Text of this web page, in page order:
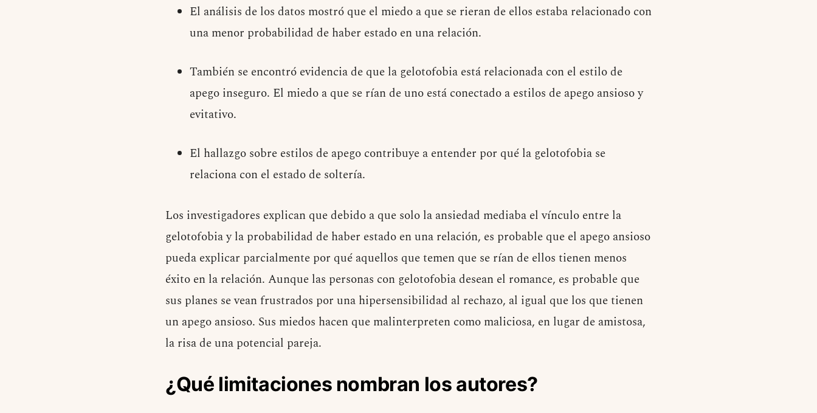
El análisis de los datos mostró que el miedo a que se rieran de ellos estaba relacionado con
una menor probabilidad de haber estado en una relación.
También se encontró evidencia de que la gelotofobia está relacionada con el estilo de
apego inseguro. El miedo a que se rían de uno está conectado a estilos de apego ansioso y
evitativo.
El hallazgo sobre estilos de apego contribuye a entender por qué la gelotofobia se
relaciona con el estado de soltería.
Los investigadores explican que debido a que solo la ansiedad mediaba el vínculo entre la
gelotofobia y la probabilidad de haber estado en una relación, es probable que el apego ansioso
pueda explicar parcialmente por qué aquellos que temen que se rían de ellos tienen menos
éxito en la relación. Aunque las personas con gelotofobia desean el romance, es probable que
sus planes se vean frustrados por una hipersensibilidad al rechazo, al igual que los que tienen
un apego ansioso. Sus miedos hacen que malinterpreten como maliciosa, en lugar de amistosa,
la risa de una potencial pareja.
¿Qué limitaciones nombran los autores?